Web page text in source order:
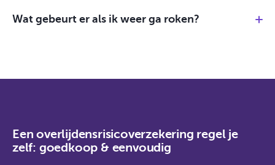
Wat gebeurt er als ik weer ga roken?
Een overlijdensrisicoverzekering regel je
zelf: goedkoop & eenvoudig